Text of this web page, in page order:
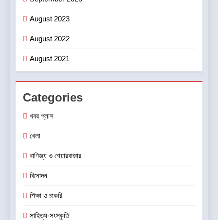
August 2023
August 2022
August 2021
Categories
খবর প্লাস
খেলা
বাণিজ্য ও শেয়ারবাজার
বিনোদন
শিক্ষা ও চাকরি
সাহিত্য-সংস্কৃতি